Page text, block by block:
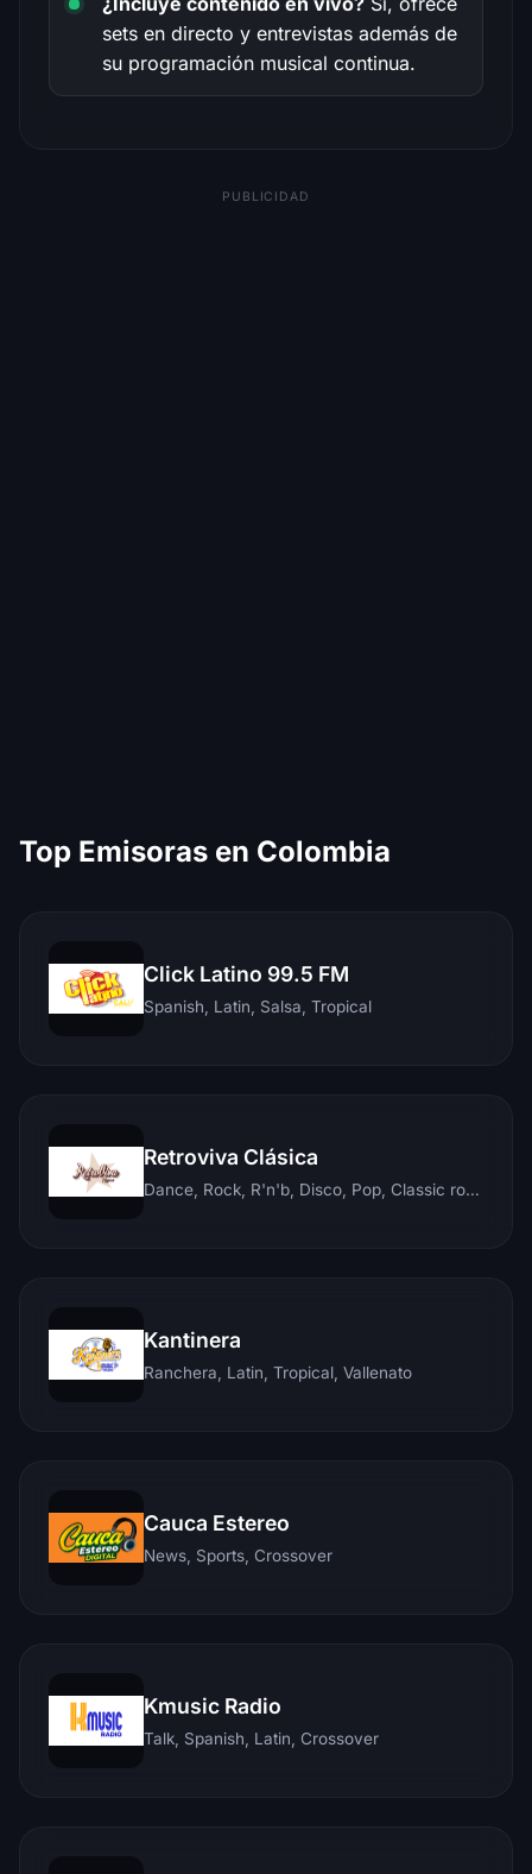
sets en directo y entrevistas además de
su programación musical continua.
PUBLICIDAD
Top Emisoras en Colombia
Click Latino 99.5 FM
Spanish, Latin, Salsa, Tropical
Retroviva Clásica
Dance, Rock, R'n'b, Disco, Pop, Classic rock, Techno, Reggae
Kantinera
Ranchera, Latin, Tropical, Vallenato
Cauca Estereo
News, Sports, Crossover
Kmusic Radio
Talk, Spanish, Latin, Crossover